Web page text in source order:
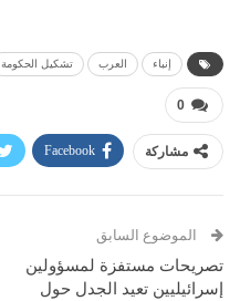
إنباء العرب تشكيل الحكومة
0
مشاركة Facebook
الموضوع السابق
تصريحات مستفزة لمسؤولين
إسرائيليين تعيد الجدل حول